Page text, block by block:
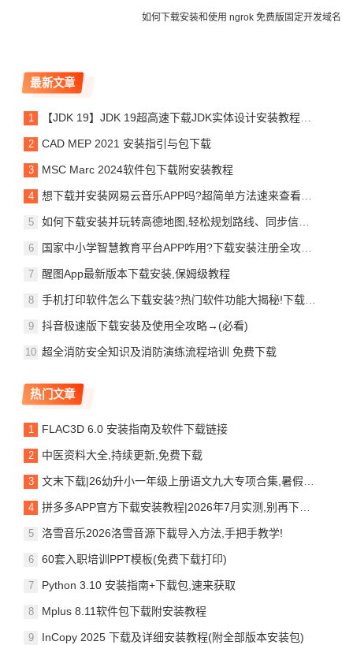
如何下载安装和使用 ngrok 免费版固定开发域名
最新文章
【JDK 19】JDK 19超高速下载JDK实体设计安装教程指南
CAD MEP 2021 安装指引与包下载
MSC Marc 2024软件包下载附安装教程
想下载并安装网易云音乐APP吗?超简单方法速来查看学习!
如何下载安装并玩转高德地图,轻松规划路线、同步信息,出行超方便!
国家中小学智慧教育平台APP咋用?下载安装注册全攻略,速来收藏!
醒图App最新版本下载安装,保姆级教程
手机打印软件怎么下载安装?热门软件功能大揭秘!下载注册使用全攻略
抖音极速版下载安装及使用全攻略→(必看)
超全消防安全知识及消防演练流程培训 免费下载
热门文章
FLAC3D 6.0 安装指南及软件下载链接
中医资料大全,持续更新,免费下载
文末下载|26幼升小一年级上册语文九大专项合集,暑假预习资料——PDF电子版可
拼多多APP官方下载安装教程|2026年7月实测,别再下到山寨版了
洛雪音乐2026洛雪音源下载导入方法,手把手教学!
60套入职培训PPT模板(免费下载打印)
Python 3.10 安装指南+下载包,速来获取
Mplus 8.11软件包下载附安装教程
InCopy 2025 下载及详细安装教程(附全部版本安装包)